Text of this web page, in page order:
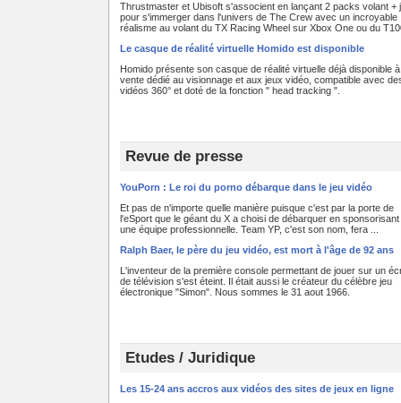
Thrustmaster et Ubisoft s'associent en lançant 2 packs volant +
pour s'immerger dans l'univers de The Crew avec un incroyable
réalisme au volant du TX Racing Wheel sur Xbox One ou du
Le casque de réalité virtuelle Homido est disponible
Homido présente son casque de réalité virtuelle déjà disponible
vente dédié au visionnage et aux jeux vidéo, compatible avec
vidéos 360° et doté de la fonction " head tracking ".
Revue de presse
YouPorn : Le roi du porno débarque dans le jeu vidéo
Et pas de n'importe quelle manière puisque c'est par la porte de
l'eSport que le géant du X a choisi de débarquer en sponsorisant
une équipe professionnelle. Team YP, c'est son nom, fera ...
Ralph Baer, le père du jeu vidéo, est mort à l'âge de 92 ans
L'inventeur de la première console permettant de jouer sur un
de télévision s'est éteint. Il était aussi le créateur du célèbre jeu
électronique "Simon". Nous sommes le 31 aout 1966.
Etudes / Juridique
Les 15-24 ans accros aux vidéos des sites de jeux en ligne